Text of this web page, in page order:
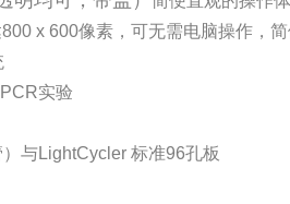
x 600像素，可无需电脑操作，简
实验
与LightCycler 标准96孔板